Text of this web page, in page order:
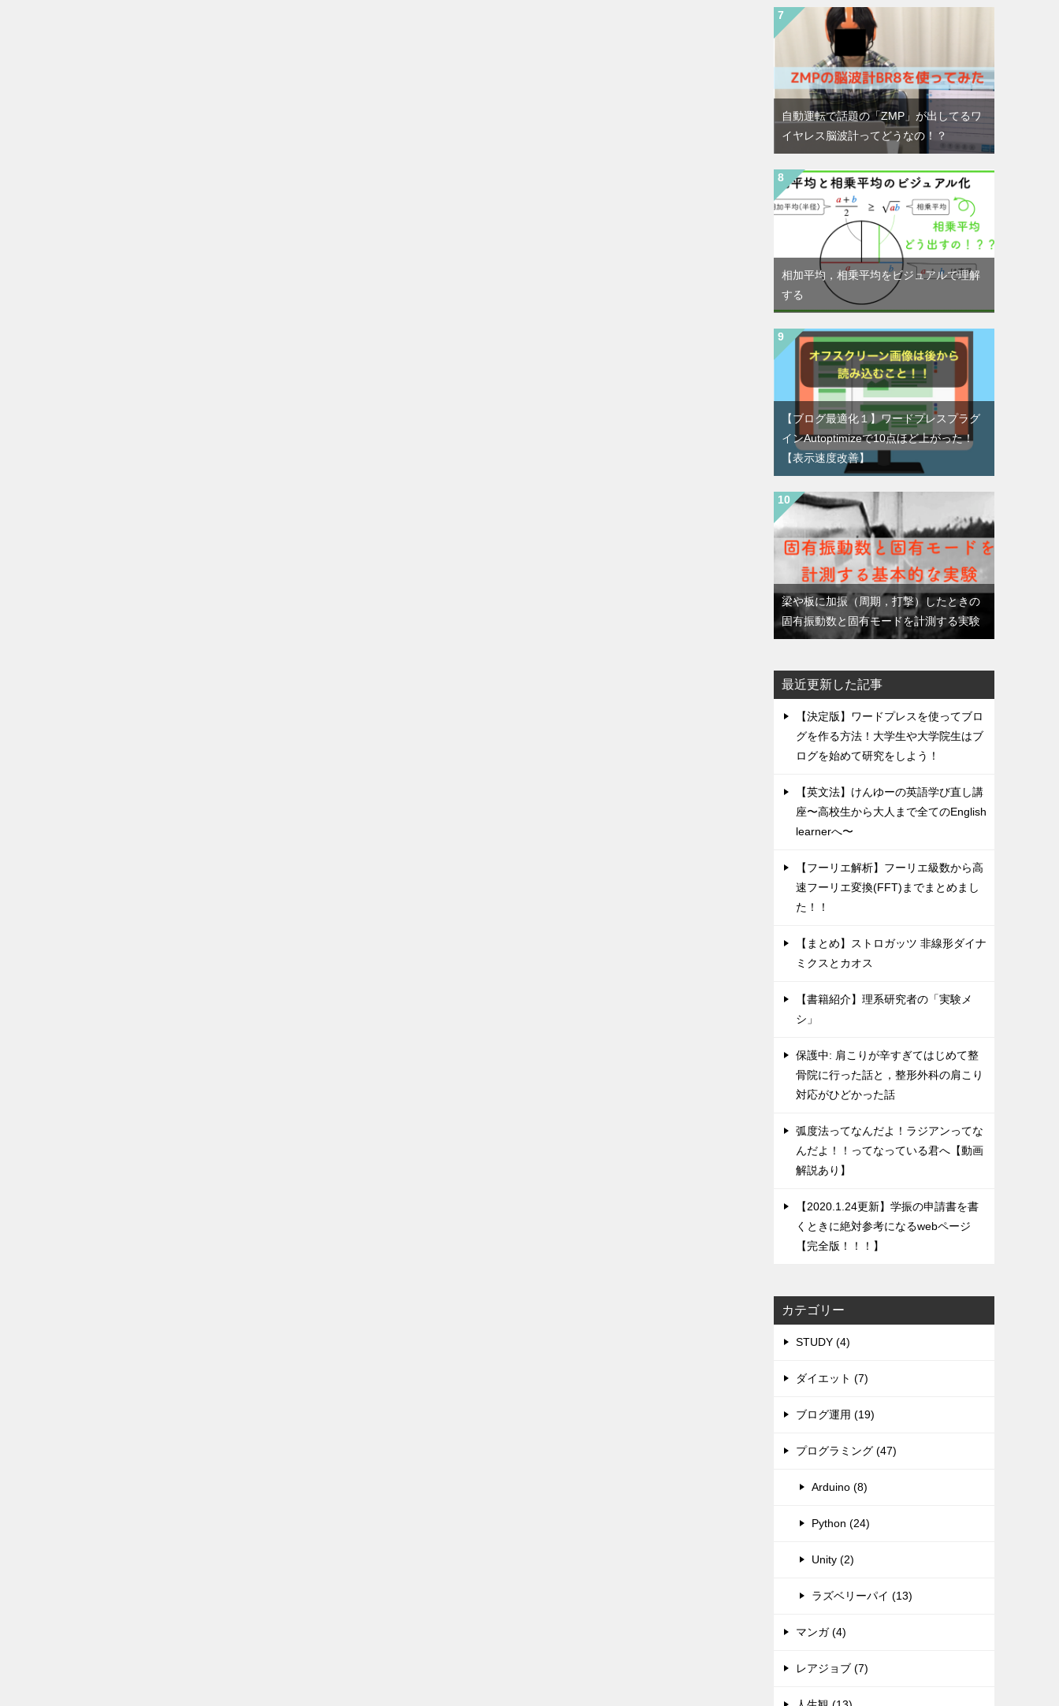
自動運転で話題の「ZMP」が出してるワ
イヤレス脳波計ってどうなの！？
相加平均，相乗平均をビジュアルで理解
する
【ブログ最適化１】ワードプレスプラグ
インAutoptimizeで10点ほど上がった！
【表示速度改善】
梁や板に加振（周期，打撃）したときの
固有振動数と固有モードを計測する実験
最近更新した記事
【決定版】ワードプレスを使ってブロ
グを作る方法！大学生や大学院生はブ
ログを始めて研究をしよう！
【英文法】けんゆーの英語学び直し講
座〜高校生から大人まで全てのEnglish
learnerへ〜
【フーリエ解析】フーリエ級数から高
速フーリエ変換(FFT)までまとめまし
た！！
【まとめ】ストロガッツ 非線形ダイナ
ミクスとカオス
【書籍紹介】理系研究者の「実験メ
シ」
保護中: 肩こりが辛すぎてはじめて整
骨院に行った話と，整形外科の肩こり
対応がひどかった話
弧度法ってなんだよ！ラジアンってな
んだよ！！ってなっている君へ【動画
解説あり】
【2020.1.24更新】学振の申請書を書
くときに絶対参考になるwebページ
【完全版！！！】
カテゴリー
STUDY (4)
ダイエット (7)
ブログ運用 (19)
プログラミング (47)
Arduino (8)
Python (24)
Unity (2)
ラズベリーパイ (13)
マンガ (4)
レアジョブ (7)